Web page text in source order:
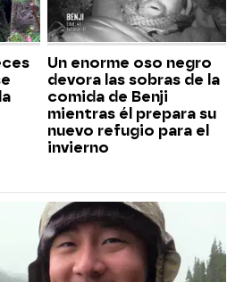
Un enorme oso negro
devora las sobras de la
comida de Benji
mientras él prepara su
nuevo refugio para el
invierno